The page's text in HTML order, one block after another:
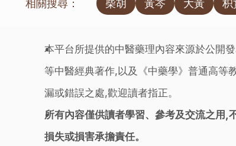
相關搜尋： 柴胡 黃芩 大黃 枳
本平台所提供的中醫藥理內容來源於公開
等中醫經典著作,以及《中藥學》普通高等
漏或錯誤之處,歡迎讀者指正。
所有內容僅供讀者學習、參考及交流之用,
損失或損害承擔責任。